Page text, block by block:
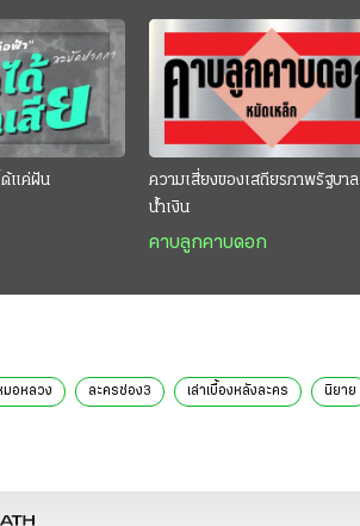
ด้แค่ฝัน
ความเสี่ยงของเสถียรภาพรัฐบาล
น้ำเงิน
คาบลูกคาบดอก
มอหลวง ละครช่อง3 เล่าเบื้องหลังละคร นิยาย